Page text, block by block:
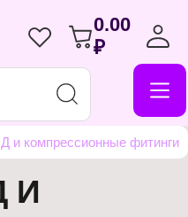
0.00
₽
и компрессионные фитинги
И